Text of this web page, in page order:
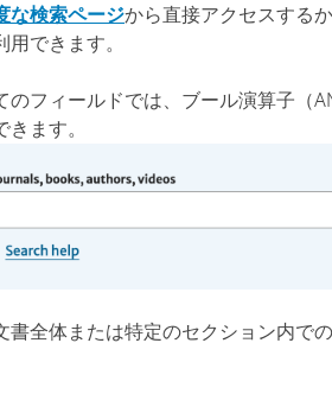
な検索ページから直接アクセスするか
できます。
のフィールドでは、ブール演算子（
ます。
書全体または特定のセクション内で